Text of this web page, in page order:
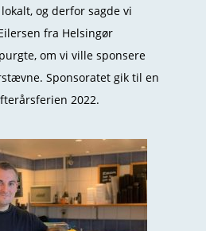
og derfor sagde vi
fra Helsingør
om vi ville sponsere
Sponsoratet gik til en
2022.